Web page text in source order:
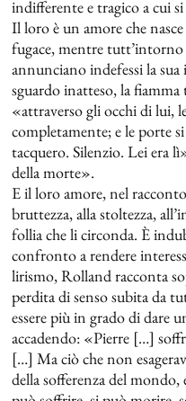
indifferente e tragico a cui si
Il loro è un amore che
fugace, mentre
annunciano indefessi la
sguardo inatteso, la fiamma
«attraverso gli occhi di lui,
completamente; e le porte
tacquero. Silenzio. Lei era
della morte».
E il loro amore, nel
bruttezza, alla stoltezza,
follia che li circonda. È
confronto a rendere
lirismo, Rolland racconta
perdita di senso subita da
essere più in grado di dare
accadendo: «Pierre […]
[…] Ma ciò che non
della sofferenza del